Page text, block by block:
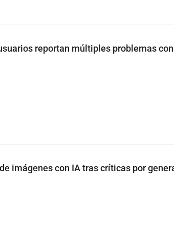
reportan múltiples problemas
imágenes con IA tras críticas por